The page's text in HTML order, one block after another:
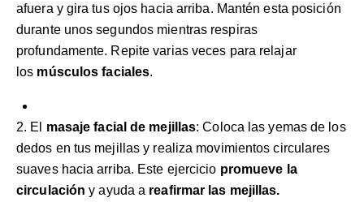
afuera y gira tus ojos hacia arriba. Mantén esta posición
durante unos segundos mientras respiras
profundamente. Repite varias veces para relajar
los músculos faciales.
2. El masaje facial de mejillas: Coloca las yemas de los
dedos en tus mejillas y realiza movimientos circulares
suaves hacia arriba. Este ejercicio promueve la
circulación y ayuda a reafirmar las mejillas.